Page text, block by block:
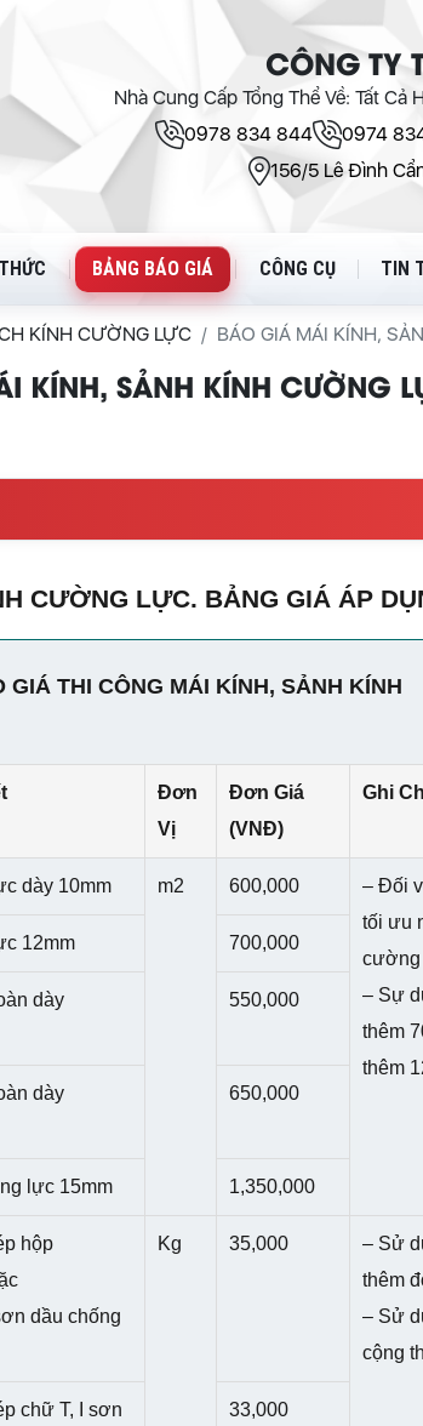
CÔNG TY
Nhà Cung Cấp Tổng Thể Về: Tất Cả
0978 834 844
0974
156/5 Lê Đình
BẢNG BÁO GIÁ CÔNG CỤ TIN
KÍNH CƯỜNG LỰC BÁO GIÁ MÁI KÍNH,
KÍNH, SẢNH KÍNH CƯỜNG
CƯỜNG LỰC. BẢNG GIÁ ÁP
GIÁ THI CÔNG MÁI KÍNH, SẢNH KÍNH
Đơn
Vị
Đơn Giá
(VNĐ)
Ghi
dày 10mm m2 600,000
– Đối
tối ưu
– Sự
thêm
thêm
12mm 700,000
dày
550,000
dày
650,000
lực 15mm 1,350,000
hộp
dầu chống
Kg 35,000
– Sử
thêm
– Sử
cộng
chữ T, I sơn
33,000